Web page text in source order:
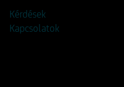
Kérdések
Kapcsolatok